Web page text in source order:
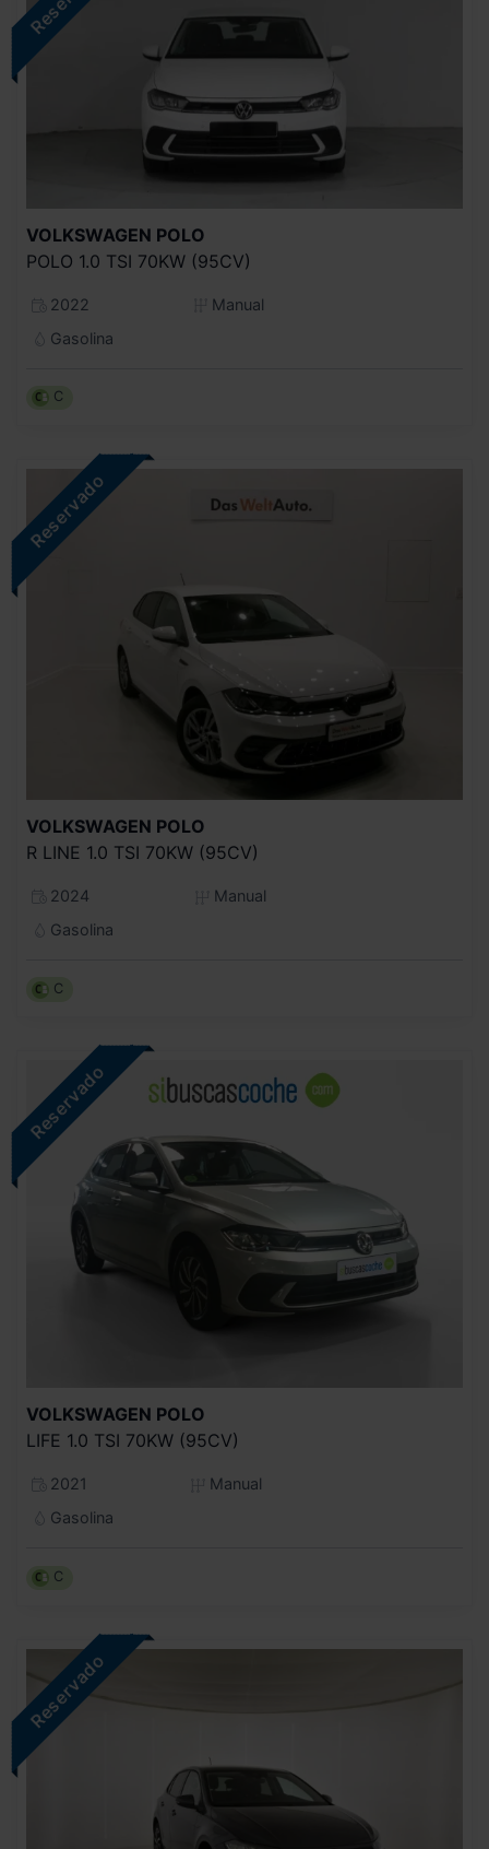
VOLKSWAGEN POLO
POLO 1.0 TSI 70KW (95CV)
2022
Manual
Gasolina
C
VOLKSWAGEN POLO
R LINE 1.0 TSI 70KW (95CV)
2024
Manual
Gasolina
C
VOLKSWAGEN POLO
LIFE 1.0 TSI 70KW (95CV)
2021
Manual
Gasolina
C